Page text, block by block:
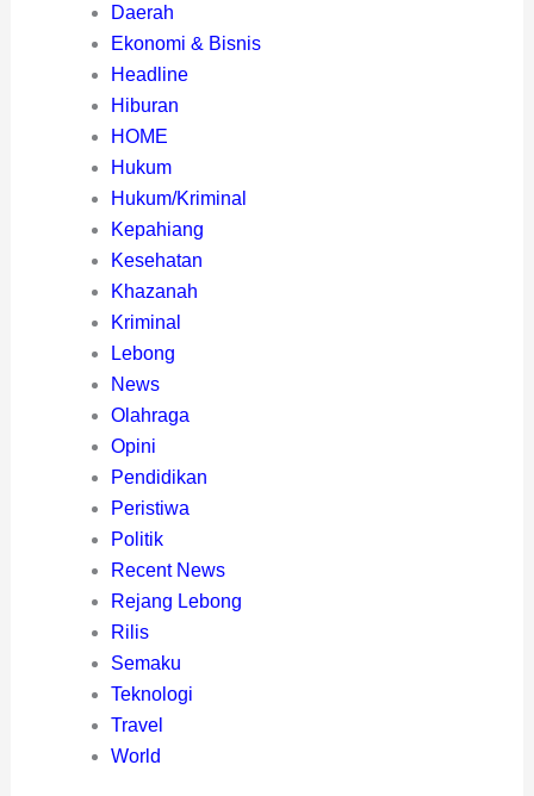
Daerah
Ekonomi & Bisnis
Headline
Hiburan
HOME
Hukum
Hukum/Kriminal
Kepahiang
Kesehatan
Khazanah
Kriminal
Lebong
News
Olahraga
Opini
Pendidikan
Peristiwa
Politik
Recent News
Rejang Lebong
Rilis
Semaku
Teknologi
Travel
World